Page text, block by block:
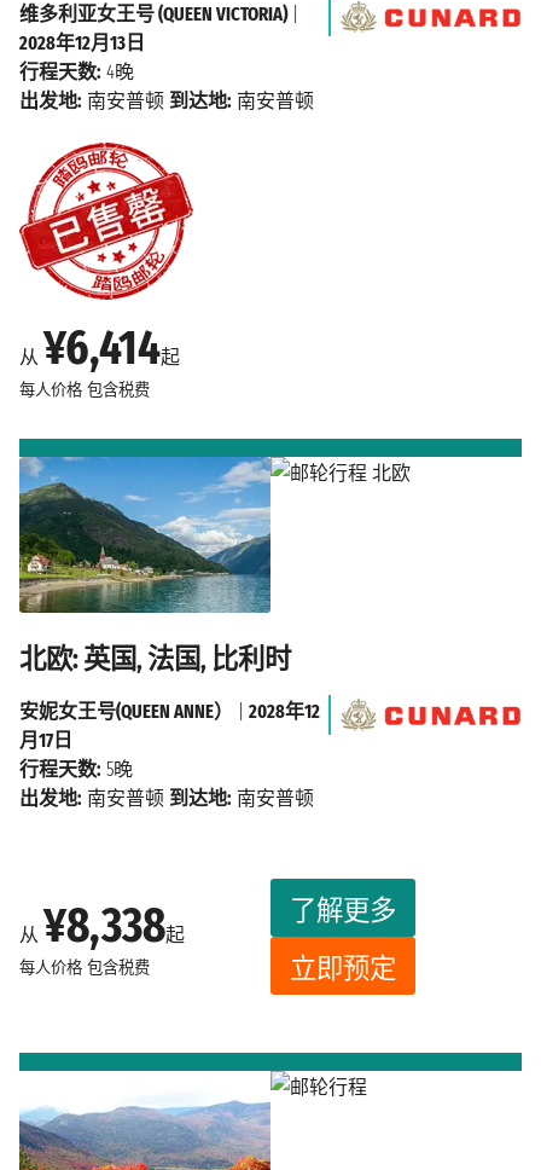
从 ¥6,414起
每人价格 包含税费
维多利亚女王号 (QUEEN VICTORIA)|
2028年12月13日
行程天数: 4晚
出发地: 南安普顿 到达地: 南安普顿
北欧: 英国, 法国, 比利时
从 ¥8,338起
每人价格 包含税费
了解更多
立即预定
安妮女王号(QUEEN ANNE）
2028年12
月17日
行程天数: 5晚
出发地: 南安普顿 到达地: 南安普顿